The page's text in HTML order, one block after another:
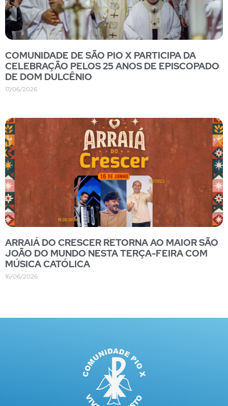
COMUNIDADE DE SÃO PIO X PARTICIPA DA
CELEBRAÇÃO PELOS 25 ANOS DE EPISCOPADO
DE DOM DULCÊNIO
17/06/2026
ARRAIÁ DO CRESCER RETORNA AO MAIOR SÃO
JOÃO DO MUNDO NESTA TERÇA-FEIRA COM
MÚSICA CATÓLICA
16/06/2026